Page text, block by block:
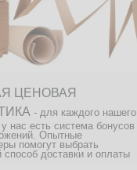
ЦЕНОВАЯ
- для каждого нашего
у нас есть система бонусов
Опытные
помогут выбрать
способ доставки и оплаты